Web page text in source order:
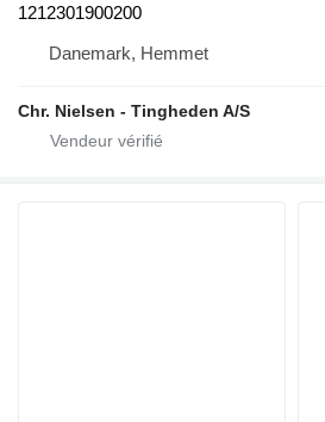
1212301900200
Danemark, Hemmet
Chr. Nielsen - Tingheden A/S